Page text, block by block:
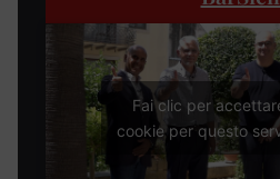
Fai clic per
cookie per questo